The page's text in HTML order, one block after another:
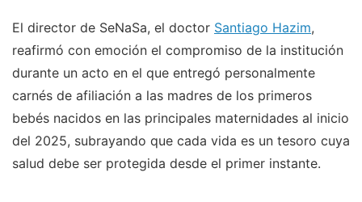
El director de SeNaSa, el doctor Santiago Hazim,
reafirmó con emoción el compromiso de la institución
durante un acto en el que entregó personalmente
carnés de afiliación a las madres de los primeros
bebés nacidos en las principales maternidades al inicio
del 2025, subrayando que cada vida es un tesoro cuya
salud debe ser protegida desde el primer instante.